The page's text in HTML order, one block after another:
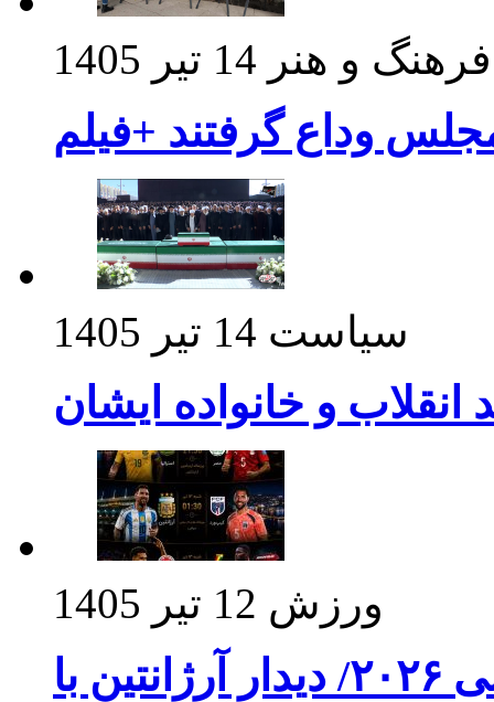
فرهنگ و هنر 14 تیر 1405
وداع گرفتند +فیلم
سیاست 14 تیر 1405
انقلاب و خانواده ایشان
ورزش 12 تیر 1405
برنامه بازی های امشب جام جهانی ۲۰۲۶/ دیدار آرژانتین با